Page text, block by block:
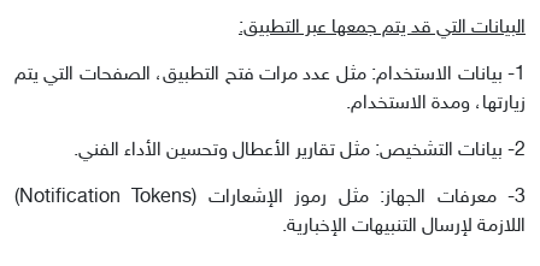
البيانات التي قد يتم جمعها عبر التطبيق:
1- بيانات الاستخدام: مثل عدد مرات فتح التطبيق، الصفحات التي يتم
زيارتها، ومدة الاستخدام.
2- بيانات التشخيص: مثل تقارير الأعطال وتحسين الأداء الفني.
3- معرفات الجهاز: مثل رموز الإشعارات (Notification Tokens)
اللازمة لإرسال التنبيهات الإخبارية.